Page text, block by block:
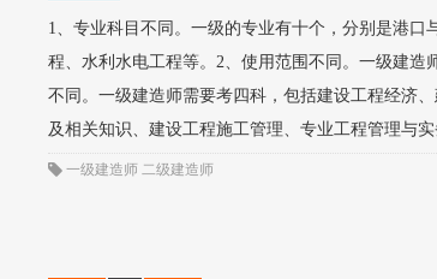
1、专业科目不同。一级的专业有十个，分别是港
程、水利水电工程等。2、使用范围不同。一级建
不同。一级建造师需要考四科，包括建设工程经济
及相关知识、建设工程施工管理、专业工程管理与
一级建造师 二级建造师